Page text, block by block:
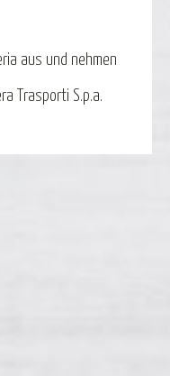
aus und nehmen
Trasporti S.p.a.